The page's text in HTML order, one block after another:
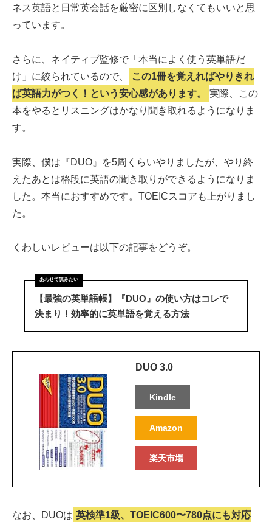
ネス英語と日常英会話を厳密に区別しなくてもいいと思
っています。
さらに、ネイティブ監修で「本当によく使う英単語だ
け」に絞られているので、
この1冊を覚えればやりきれ
ば英語力がつく！という安心感があります。
実際、この
本をやるとリスニングはかなり聞き取れるようになりま
す。
実際、僕は『DUO』を5周くらいやりましたが、やり終
えたあとは格段に英語の聞き取りができるようになりま
した。本当におすすめです。TOEICスコアも上がりまし
た。
くわしいレビューは以下の記事をどうぞ。
【最強の英単語帳】『DUO』の使い方はコレで
決まり！効率的に英単語を覚える方法
DUO 3.0
Kindle
Amazon
楽天市場
なお、DUOは 英検準1級、TOEIC600〜780点にも対応